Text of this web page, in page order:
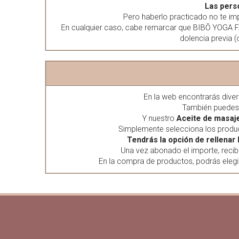
Las
Pero haberlo practicado no te
En cualquier caso, cabe remarcar que BIBŌ
dolencia previa
En la web encontrarás
También
Y nuestro Aceite de
Simplemente selecciona los
Tendrás la opción de
Una vez abonado el importe,
En la compra de productos, podrás